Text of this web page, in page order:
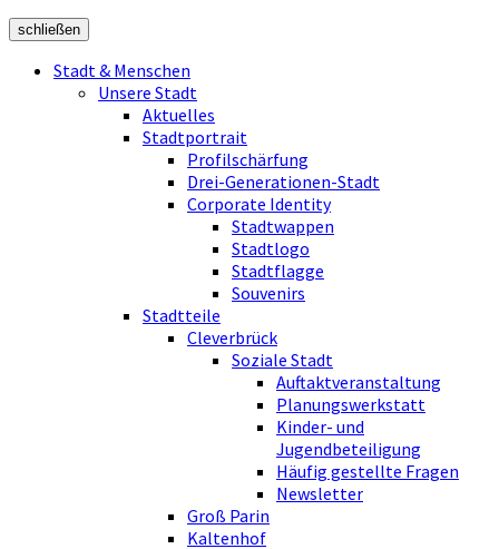
schließen
Stadt & Menschen
Unsere Stadt
Aktuelles
Stadtportrait
Profilschärfung
Drei-Generationen-Stadt
Corporate Identity
Stadtwappen
Stadtlogo
Stadtflagge
Souvenirs
Stadtteile
Cleverbrück
Soziale Stadt
Auftaktveranstaltung
Planungswerkstatt
Kinder- und
Jugendbeteiligung
Häufig gestellte Fragen
Newsletter
Groß Parin
Kaltenhof